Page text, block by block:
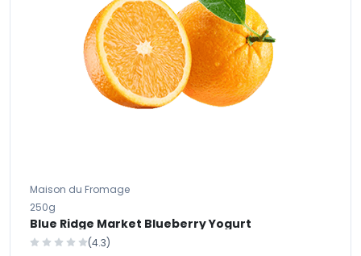
Maison du Fromage
250g
Blue Ridge Market Blueberry Yogurt
(4.3)